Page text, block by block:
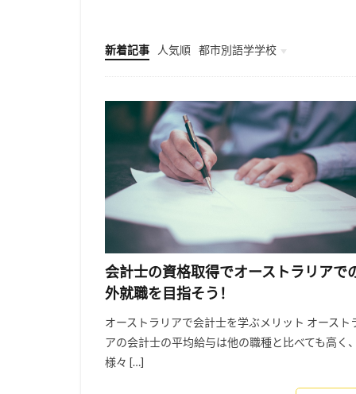
新着記事 人気順 都市別語学学校
Melbourne
Uncategorised
会計士の資格取得でオーストラリアで
外就職を目指そう！
オーストラリアで会計士を学ぶメリット オースト
アの会計士の平均給与は他の職種と比べても高く
様々 […]